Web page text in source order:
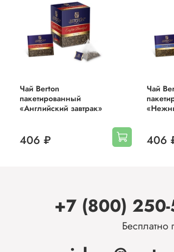
Чай Berton
пакетированный
«Английский завтрак»
406 ₽
Чай
406
+7 (800) 250-
Бесплатно